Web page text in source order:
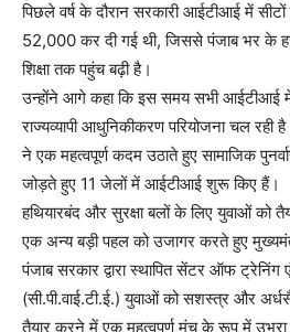
पिछले वर्ष के दौरान सरकारी आईटीआई में
52,000 कर दी गई थी, जिससे पंजाब भर के
शिक्षा तक पहुंच बढ़ी है।
उन्होंने आगे कहा कि इस समय सभी आईटीआई
राज्यव्यापी आधुनिकीकरण परियोजना चल रही
ने एक महत्वपूर्ण कदम उठाते हुए सामाजिक
जोड़ते हुए 11 जेलों में आईटीआई शुरू किए हैं।
हथियारबंद और सुरक्षा बलों के लिए युवाओं को
एक अन्य बड़ी पहल को उजागर करते हुए
पंजाब सरकार द्वारा स्थापित सेंटर ऑफ
(सी.पी.वाई.टी.ई.) युवाओं को सशस्त्र और
तैयार करने में एक महत्वपूर्ण मंच के रूप में उभरा